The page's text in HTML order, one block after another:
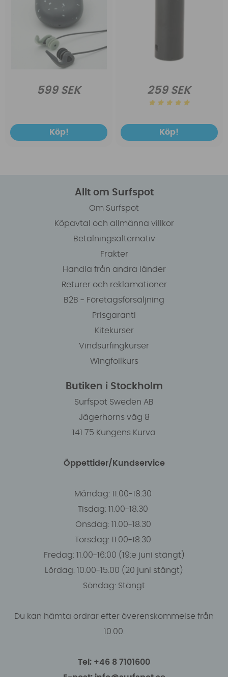
599 SEK
Köp!
259 SEK
Köp!
Allt om Surfspot
Om Surfspot
Köpavtal och allmänna villkor
Betalningsalternativ
Frakter
Handla från andra länder
Returer och reklamationer
B2B - Företagsförsäljning
Prisgaranti
Kitekurser
Vindsurfingkurser
Wingfoilkurs
Butiken i Stockholm
Surfspot Sweden AB
Jägerhorns väg 8
141 75 Kungens Kurva
Öppettider/Kundservice
Måndag: 11.00-18.30
Tisdag: 11.00-18.30
Onsdag: 11.00-18.30
Torsdag: 11.00-18.30
Fredag: 11.00-16:00 (19:e juni stängt)
Lördag: 10.00-15.00 (20 juni stängt)
Söndag: Stängt
Du kan hämta ordrar efter överenskommelse från
10.00.
Tel: +46 8 7101600